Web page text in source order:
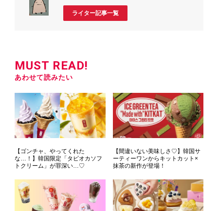
ライター記事一覧
MUST READ!
あわせて読みたい
【ゴンチャ、やってくれた
な…！】韓国限定「タピオカソフ
トクリーム」が罪深い…♡
【間違いない美味しさ♡】韓国サ
ーティーワンからキットカット×
抹茶の新作が登場！